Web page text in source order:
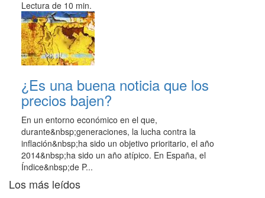
Lectura de 10 min.
¿Es una buena noticia que los
precios bajen?
En un entorno económico en el que,
durante&nbsp;generaciones, la lucha contra la
inflación&nbsp;ha sido un objetivo prioritario, el año
2014&nbsp;ha sido un año atípico. En España, el
Índice&nbsp;de P...
Los más leídos